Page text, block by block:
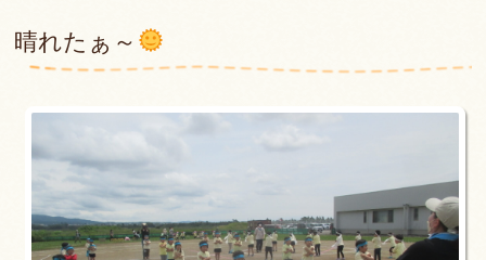
晴れたぁ～